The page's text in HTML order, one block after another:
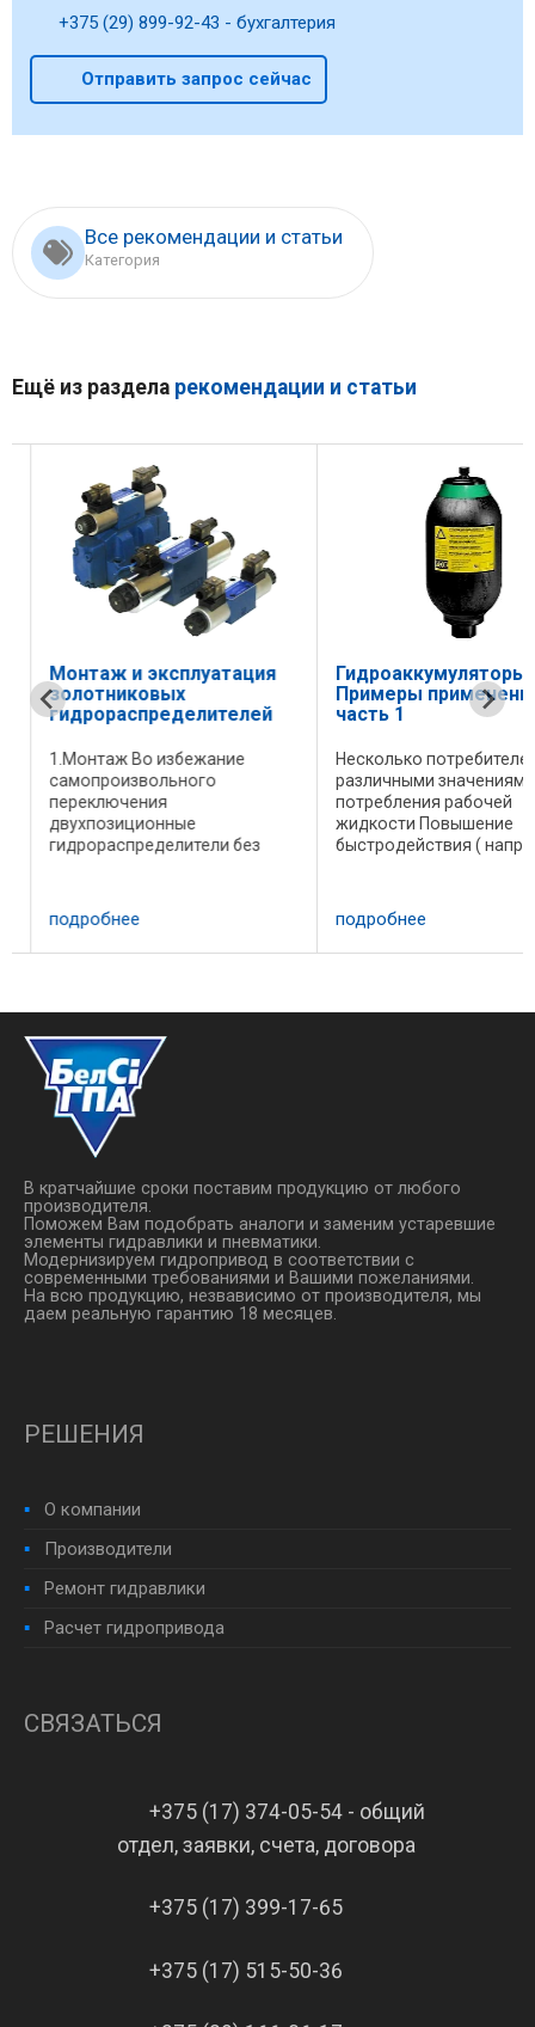
+375 (29) 899-92-43 - бухгалтерия
Отправить запрос сейчас
Все рекомендации и статьи
Категория
Ещё из раздела рекомендации и статьи
Монтаж и эксплуатация
золотниковых
гидрораспределителей
1.Монтаж Во избежание
самопроизвольного
переключения
двухпозиционные
гидрораспределители без
золотника следует
монтировать горизонтально,
остальные
подробнее
Гидроаккумуляторы.
Примеры применения
часть 1
Несколько потребителей
различными значениями
потребления рабочей
жидкости Повышение
быстродействия (
гидропневматических
аккумуля­торов вблизи от
гидродвигателей удается
подробнее
В кратчайшие сроки поставим продукцию от любого
производителя.
Поможем Вам подобрать аналоги и заменим устаревшие
элементы гидравлики и пневматики.
Модернизируем гидропривод в соответствии с
современными требованиями и Вашими пожеланиями.
На всю продукцию, незвависимо от производителя, мы
даем реальную гарантию 18 месяцев.
РЕШЕНИЯ
О компании
Производители
Ремонт гидравлики
Расчет гидропривода
СВЯЗАТЬСЯ
+375 (17) 374-05-54 - общий
отдел, заявки, счета, договора
+375 (17) 399-17-65
+375 (17) 515-50-36